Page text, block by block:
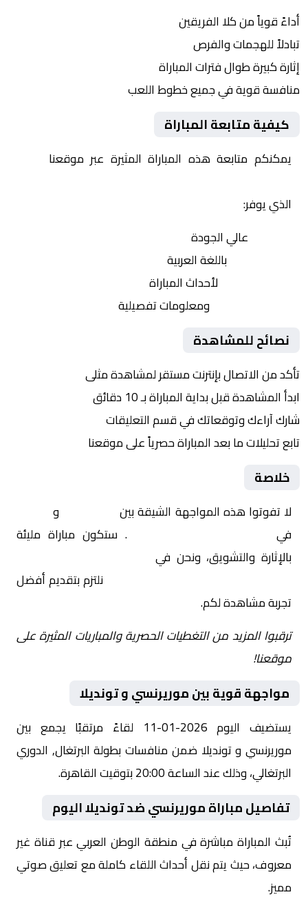
أداءً قوياً من كلا الفريقين
تبادلاً للهجمات والفرص
إثارة كبيرة طوال فترات المباراة
منافسة قوية في جميع خطوط اللعب
كيفية متابعة المباراة
يمكنكم متابعة هذه المباراة المثيرة عبر موقعنا
الذي يوفر:
عالي الجودة
باللغة العربية
لأحداث المباراة
ومعلومات تفصيلية
نصائح للمشاهدة
تأكد من الاتصال بإنترنت مستقر لمشاهدة مثلى
ابدأ المشاهدة قبل بداية المباراة بـ 10 دقائق
شارك آراءك وتوقعاتك في قسم التعليقات
تابع تحليلات ما بعد المباراة حصرياً على موقعنا
خلاصة
لا تفوتوا هذه المواجهة الشيقة بين و
في
. ستكون مباراة مليئة
بالإثارة والتشويق، ونحن في
نلتزم بتقديم أفضل
تجربة مشاهدة لكم.
ترقبوا المزيد من التغطيات الحصرية والمباريات المثيرة على
موقعنا!
مواجهة قوية بين موريرنسي و تونديلا
يستضيف اليوم 2026-01-11 لقاءً مرتقبًا يجمع بين
موريرنسي و تونديلا ضمن منافسات بطولة البرتغال, الدوري
البرتغالي، وذلك عند الساعة 20:00 بتوقيت القاهرة.
تفاصيل مباراة موريرنسي ضد تونديلا اليوم
تُبث المباراة مباشرة في منطقة الوطن العربي عبر قناة غير
معروف، حيث يتم نقل أحداث اللقاء كاملة مع تعليق صوتي
مميز.